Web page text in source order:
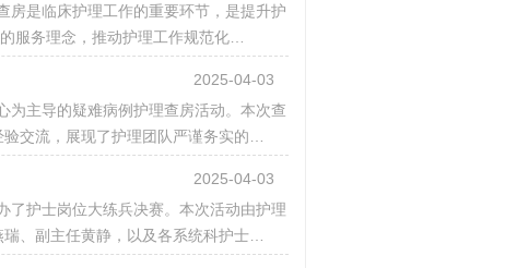
房是临床护理工作的重要环节，是提升护
服务理念，推动护理工作规范化…
2025-04-03
为主导的疑难病例护理查房活动。本次查
交流，展现了护理团队严谨务实的…
2025-04-03
了护士岗位大练兵决赛。本次活动由护理
、副主任黄静，以及各系统科护士…